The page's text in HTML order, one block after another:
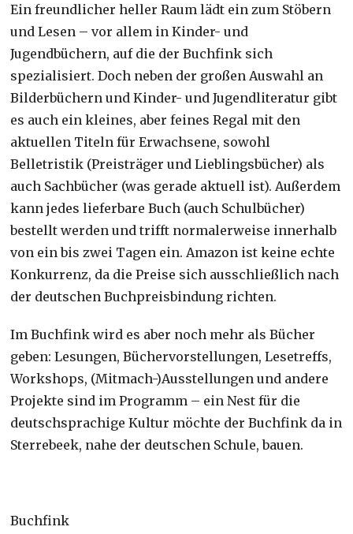
Ein freundlicher heller Raum lädt ein zum Stöbern
und Lesen – vor allem in Kinder- und
Jugendbüchern, auf die der Buchfink sich
spezialisiert. Doch neben der großen Auswahl an
Bilderbüchern und Kinder- und Jugendliteratur gibt
es auch ein kleines, aber feines Regal mit den
aktuellen Titeln für Erwachsene, sowohl
Belletristik (Preisträger und Lieblingsbücher) als
auch Sachbücher (was gerade aktuell ist). Außerdem
kann jedes lieferbare Buch (auch Schulbücher)
bestellt werden und trifft normalerweise innerhalb
von ein bis zwei Tagen ein. Amazon ist keine echte
Konkurrenz, da die Preise sich ausschließlich nach
der deutschen Buchpreisbindung richten.
Im Buchfink wird es aber noch mehr als Bücher
geben: Lesungen, Büchervorstellungen, Lesetreffs,
Workshops, (Mitmach-)Ausstellungen und andere
Projekte sind im Programm – ein Nest für die
deutschsprachige Kultur möchte der Buchfink da in
Sterrebeek, nahe der deutschen Schule, bauen.
Buchfink